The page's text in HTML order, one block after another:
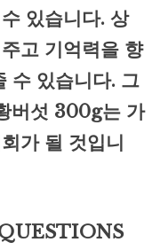
있습니다. 상
고 기억력을 향
수 있습니다. 그
버섯 300g는 가
가 될 것입니